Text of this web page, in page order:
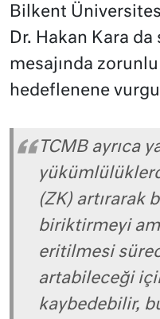
Bilkent
Dr. Hakan Kara
mesajında zorunlu
hedeflenene vurgu
TCMB ayrıca
(ZK) artırarak
biriktirmeyi
eritilmesi
artabileceği
kaybedebilir,